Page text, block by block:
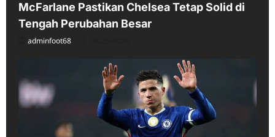
McFarlane Pastikan Chelsea Tetap Solid di
Tengah Perubahan Besar
adminfoot68